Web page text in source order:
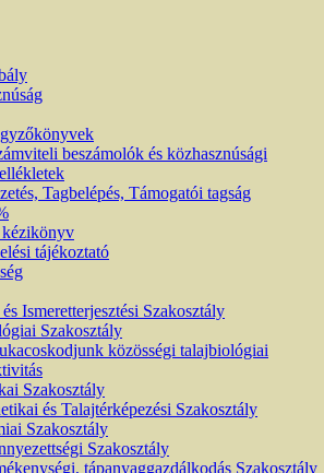
beszámolók és közhasznúsági
Tagbelépés, Támogatói tagság
tájékoztató
Ismeretterjesztési Szakosztály
Szakosztály
közösségi talajbiológiai
Szakosztály
és Talajtérképezési Szakosztály
Szakosztály
Szakosztály
tápanyaggazdálkodás Szakosztály